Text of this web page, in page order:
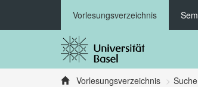
Vorlesungsverzeichnis
Vorlesungsverzeichnis Suche